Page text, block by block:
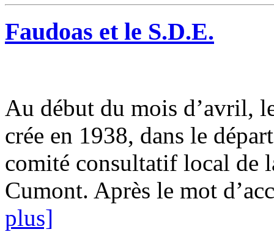
Faudoas et le S.D.E.
Au début du mois d’avril,
crée en 1938, dans le
comité consultatif local de
Cumont. Après le mot
plus]